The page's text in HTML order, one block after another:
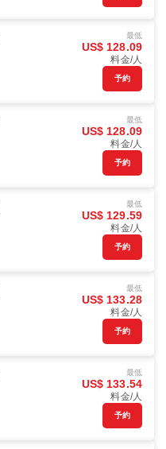
最低
US$ 128.09
料金/人
予約
最低
US$ 128.09
料金/人
予約
最低
US$ 129.59
料金/人
予約
最低
US$ 133.28
料金/人
予約
最低
US$ 133.54
料金/人
予約